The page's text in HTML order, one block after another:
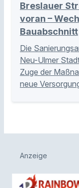
Breslauer
voran –
Bauabschnitt
Die
Neu-Ulmer
Zuge der
neue
Anzeige